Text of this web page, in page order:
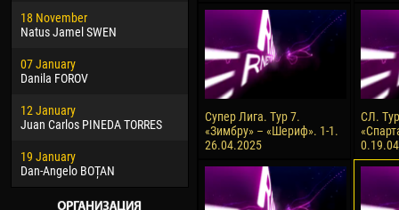
18 November
Natus Jamel SWEN
07 January
Danila FOROV
12 January
Juan Carlos PINEDA TORRES
19 January
Dan-Angelo BOȚAN
Jayder Moreno ASPRILLA
22 March
Samba KONÉ
26 March
Vitor Hugo Morais de OLIVEIRA
28 March
10
15
Ivan
17
Jair
Супер Лига. Тур 7.
«Зимбру» – «Шериф». 1-1.
26.04.2025
СЛ.